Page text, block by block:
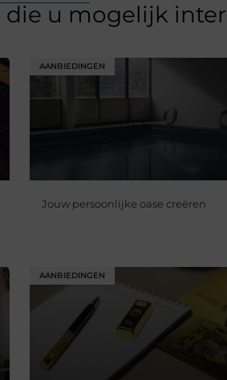
die u mogelijk
AANBIEDINGEN
Jouw persoonlijke oase creëren
AANBIEDINGEN